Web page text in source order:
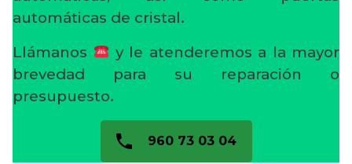
automáticas de cristal.
Llámanos
y le atenderemos a la mayor
brevedad para su reparación o
presupuesto.
960 73 03 04